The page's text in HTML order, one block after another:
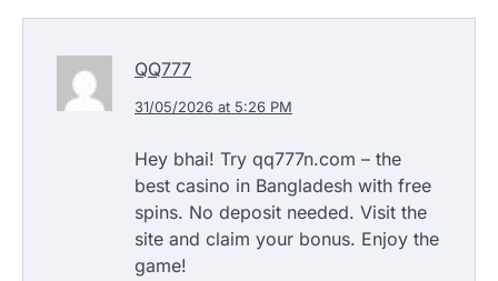
QQ777
31/05/2026 at 5:26 PM
Hey bhai! Try qq777n.com – the
best casino in Bangladesh with free
spins. No deposit needed. Visit the
site and claim your bonus. Enjoy the
game!